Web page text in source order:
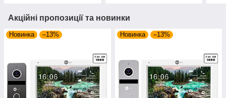
Акційні пропозиції та новинки
Новинка –13% Новинка –13%